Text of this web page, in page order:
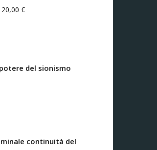
20,00 €
potere del sionismo
continuità del